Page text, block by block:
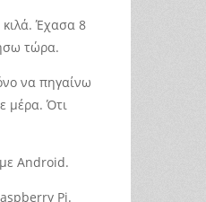
Έχασα 8
τώρα.
να πηγαίνω
μέρα. Ότι
Android.
Pi.